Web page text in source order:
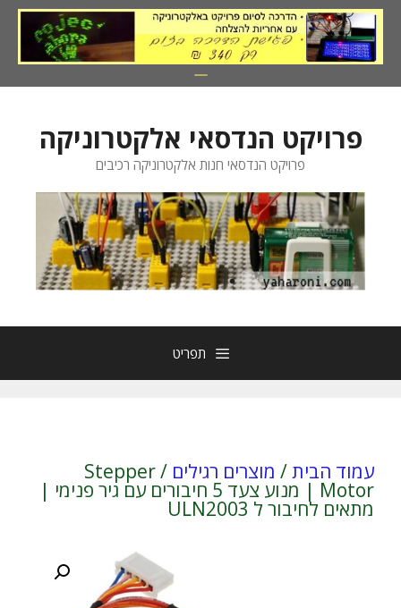
לדלג
לתוכן
פרויקט הנדסאי אלקטרוניקה
פרויקט הנדסאי חנות אלקטרוניקה רכיבים
תפריט
עמוד הבית/ מוצרים רגילים / Stepper
Motor | מנוע צעד 5 חיבורים עם גיר פנימי |
מתאים לחיבור ל ULN2003